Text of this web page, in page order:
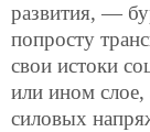
развития, —
попросту
свои истоки
или ином слое,
силовых